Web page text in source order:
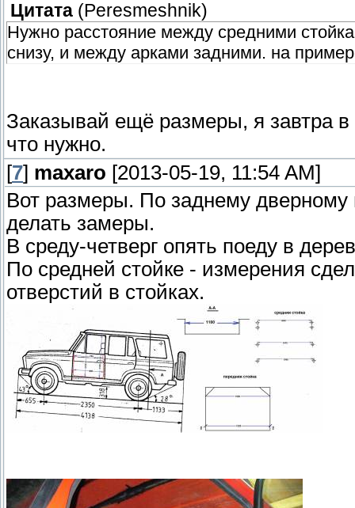
Цитата ( Peresmeshnik)
Нужно расстояние между средними
снизу, и между арками задними. на
Заказывай ещё размеры, я завтра
что нужно.
[7] maxaro [2013-05-19, 11:54 AM]
Вот размеры. По заднему дверному
делать замеры.
В среду-четверг опять поеду в
По средней стойке - измерения
отверстий в стойках.